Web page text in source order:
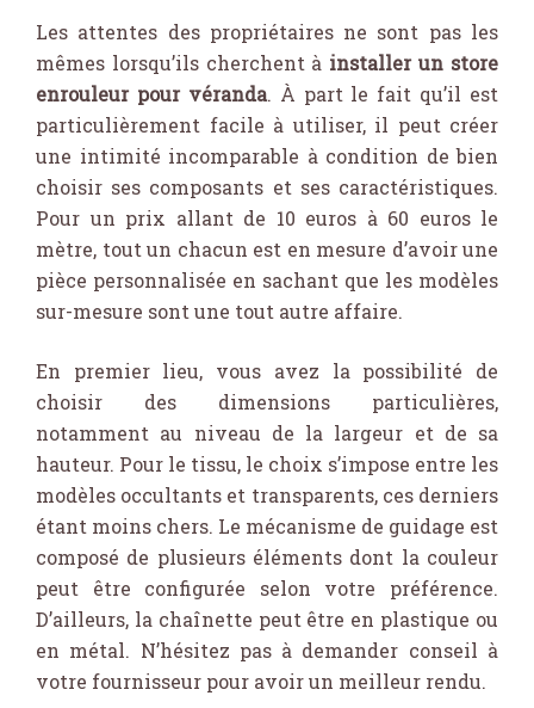
Les attentes des propriétaires ne sont pas les
mêmes lorsqu’ils cherchent à installer un store
enrouleur pour véranda. À part le fait qu’il est
particulièrement facile à utiliser, il peut créer
une intimité incomparable à condition de bien
choisir ses composants et ses caractéristiques.
Pour un prix allant de 10 euros à 60 euros le
mètre, tout un chacun est en mesure d’avoir une
pièce personnalisée en sachant que les modèles
sur-mesure sont une tout autre affaire.
En premier lieu, vous avez la possibilité de
choisir des dimensions particulières,
notamment au niveau de la largeur et de sa
hauteur. Pour le tissu, le choix s’impose entre les
modèles occultants et transparents, ces derniers
étant moins chers. Le mécanisme de guidage est
composé de plusieurs éléments dont la couleur
peut être configurée selon votre préférence.
D’ailleurs, la chaînette peut être en plastique ou
en métal. N’hésitez pas à demander conseil à
votre fournisseur pour avoir un meilleur rendu.